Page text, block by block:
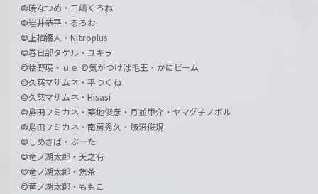
©暁なつめ・三嶋くろね
©岩井恭平・るろお
©上栖綴人・Nitroplus
©春日部タケル・ユキヲ
©枯野瑛・ｕｅ ©気がつけば毛玉・かにビーム
©久慈マサムネ・平つくね
©久慈マサムネ・Hisasi
©島田フミカネ・築地俊彦・月並甲介・ヤマグチノボル
©島田フミカネ・南房秀久・飯沼俊規
©しめさば・ぶーた
©竜ノ湖太郎・天之有
©竜ノ湖太郎・焦茶
©竜ノ湖太郎・ももこ